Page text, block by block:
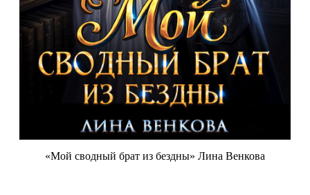
«Мой сводный брат из бездны» Лина Венкова